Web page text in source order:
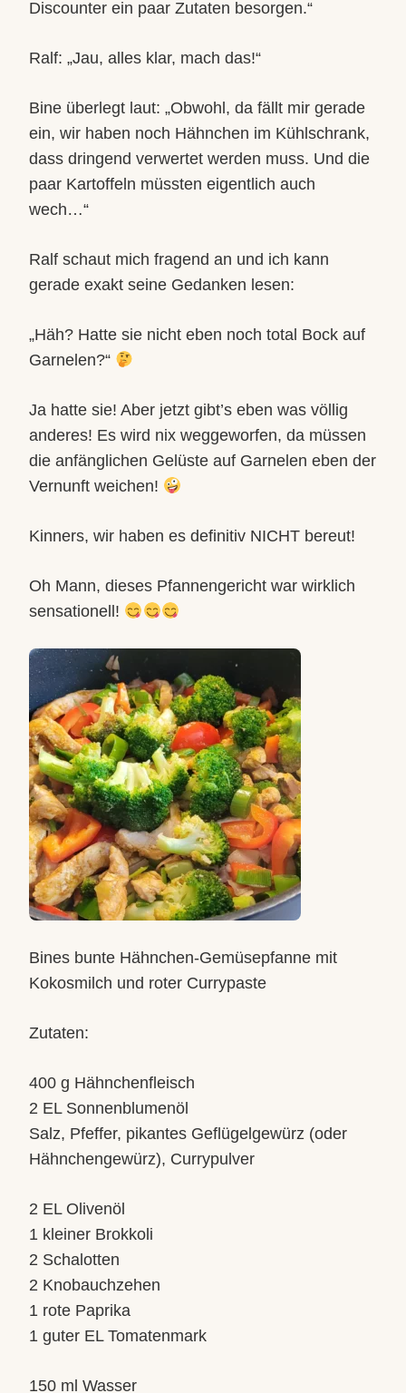
Discounter ein paar Zutaten besorgen.“
Ralf: „Jau, alles klar, mach das!“
Bine überlegt laut: „Obwohl, da fällt mir gerade
ein, wir haben noch Hähnchen im Kühlschrank,
dass dringend verwertet werden muss. Und die
paar Kartoffeln müssten eigentlich auch
wech…“
Ralf schaut mich fragend an und ich kann
gerade exakt seine Gedanken lesen:
„Häh? Hatte sie nicht eben noch total Bock auf
Garnelen?“
Ja hatte sie! Aber jetzt gibt’s eben was völlig
anderes! Es wird nix weggeworfen, da müssen
die anfänglichen Gelüste auf Garnelen eben der
Vernunft weichen!
Kinners, wir haben es definitiv NICHT bereut!
Oh Mann, dieses Pfannengericht war wirklich
sensationell!
Bines bunte Hähnchen-Gemüsepfanne mit
Kokosmilch und roter Currypaste
Zutaten:
400 g Hähnchenfleisch
2 EL Sonnenblumenöl
Salz, Pfeffer, pikantes Geflügelgewürz (oder
Hähnchengewürz), Currypulver
2 EL Olivenöl
1 kleiner Brokkoli
2 Schalotten
2 Knobauchzehen
1 rote Paprika
1 guter EL Tomatenmark
150 ml Wasser